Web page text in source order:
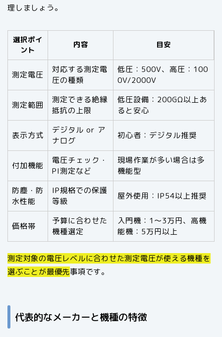
理しましょう。
選択ポイ
ント
内容 目安
測定電圧
対応する測定電
圧の種類
低圧：500V、高圧：100
0V/2000V
測定範囲
測定できる絶縁
抵抗の上限
低圧設備：200GΩ以上あ
ると安心
表示方式
デジタル or ア
ナログ
初心者：デジタル推奨
付加機能
電圧チェック・
PI測定など
現場作業が多い場合は多
機能型
防塵・防
水性能
IP規格での保護
等級
屋外使用：IP54以上推奨
価格帯
予算に合わせた
機種選定
入門機：1〜3万円、高機
能機：5万円以上
測定対象の電圧レベルに合わせた測定電圧が使える機種を
選ぶことが最優先事項です。
代表的なメーカーと機種の特徴